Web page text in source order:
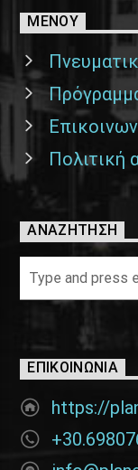
ΜΕΝΟΥ
Πολιτική
ΑΝΑΖΉΤΗΣΗ
ΕΠΙΚΟΙΝΩΝΊΑ
https://